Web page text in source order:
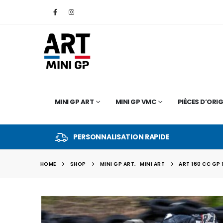
MINI GP ART MINI GP VMC PIÈCES
PERSONNALISATION RAPIDE
HOME SHOP MINI GP ART, MINI ART ART 160 CC GP